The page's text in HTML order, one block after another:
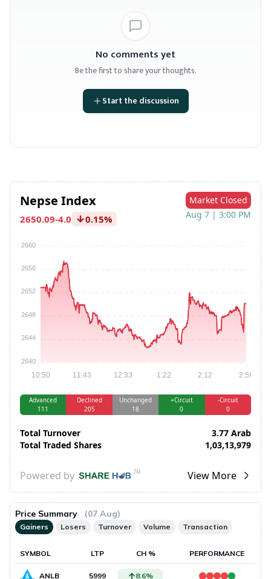
No comments yet
Be the first to share your thoughts.
Start the discussion